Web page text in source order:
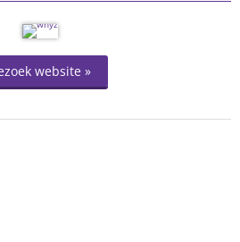
website »